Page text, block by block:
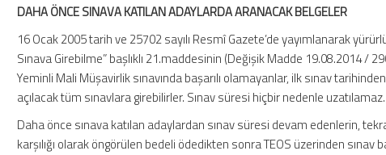
DAHA ÖNCE SINAVA KATILAN ADAYLARDA ARANACAK BELGELER
16 Ocak 2005 tarih ve 25702 sayılı Resmî Gazete’de yayımlanarak
Sınava Girebilme” başlıklı 21.maddesinin (Değişik Madde 19.08.2014 /
Yeminli Mali Müşavirlik sınavında başarılı olamayanlar, ilk sınav
açılacak tüm sınavlara girebilirler. Sınav süresi hiçbir nedenle uzatılamaz.
Daha önce sınava katılan adaylardan sınav süresi devam edenlerin,
karşılığı olarak öngörülen bedeli ödedikten sonra TEOS üzerinden sınav